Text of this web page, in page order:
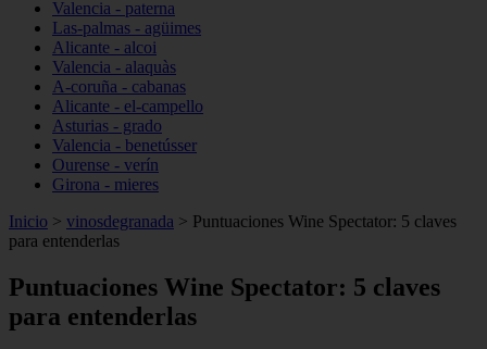
Valencia - paterna
Las-palmas - agüimes
Alicante - alcoi
Valencia - alaquàs
A-coruña - cabanas
Alicante - el-campello
Asturias - grado
Valencia - benetússer
Ourense - verín
Girona - mieres
Inicio > vinosdegranada > Puntuaciones Wine Spectator: 5 claves
para entenderlas
Puntuaciones Wine Spectator: 5 claves
para entenderlas